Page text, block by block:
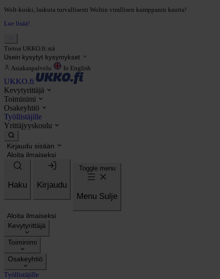
Wolt-kuski, laskuta turvallisesti Woltin virallisen kumppanin kautta!
Lue lisää!
Tietoa UKKO.fi:stä
Usein kysytyt kysymykset
Asiakaspalvelu In English
UKKO.fi
Kevytyrittäjä
Toiminimi
Osakeyhtiö
Työllistäjille
Yrittäjyyskoulu
Kirjaudu sisään
Aloita ilmaiseksi
Haku Kirjaudu
Toggle menu
Menu Sulje
Aloita ilmaiseksi
Kevytyrittäjä
Toiminimi
Osakeyhtiö
Työllistäjille